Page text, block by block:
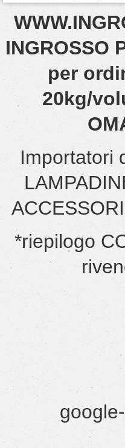
INGROSSO
per
20kg/
Importatori
*riepilogo